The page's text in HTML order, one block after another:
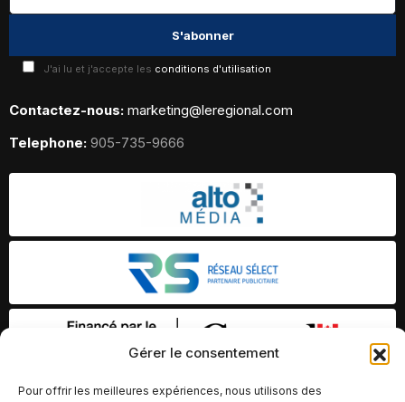
Gérer le consentement
Pour offrir les meilleures expériences, nous utilisons des
J'ai lu et j'accepte les conditions d'utilisation
Contactez-nous: marketing@leregional.com
Telephone: 905-735-9666